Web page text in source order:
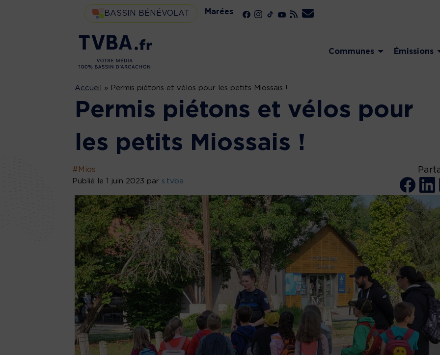
BASSIN BÉNÉVOLAT Marées
Communes Émissions
Accueil » Permis piétons et vélos pour les petits Miossais !
Permis piétons et vélos pour
les petits Miossais !
#Mios
Publié le 1 juin 2023 par s.tvba